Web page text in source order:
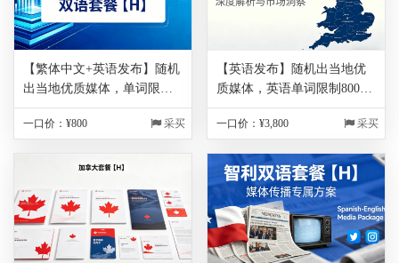
【繁体中文+英语发布】随机
出当地优质媒体，单词限制
800字符以内（每超出100单
词，额外收取200元，不满
片免费1张，包翻译，保底链
一口价：¥800 采买
【英语发布】随机出当地优
质媒体，英语单词限制800字
符以内（每超出100单词，额
外收取200元，不满100单词
张，包翻译，保底链接200
家！！
一口价：¥3,800 采买